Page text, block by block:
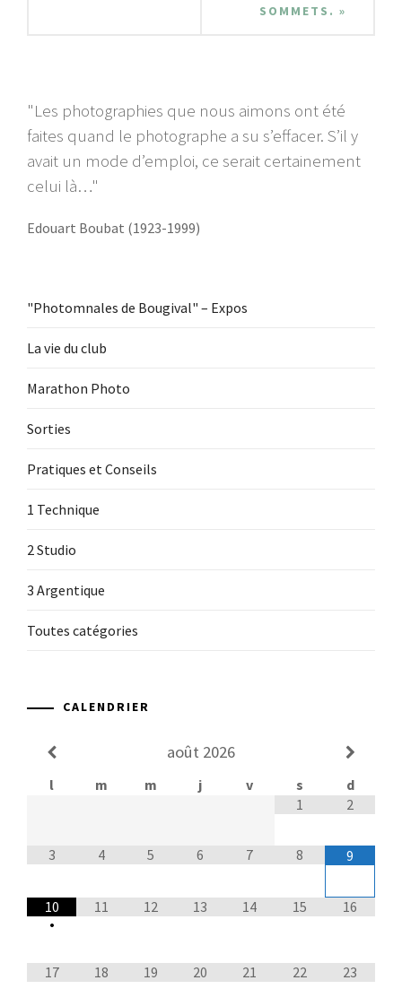
SOMMETS. »
"Les photographies que nous aimons ont été
faites quand le photographe a su s’effacer. S’il y
avait un mode d’emploi, ce serait certainement
celui là…"
Edouart Boubat (1923-1999)
"Photomnales de Bougival" – Expos
La vie du club
Marathon Photo
Sorties
Pratiques et Conseils
1 Technique
2 Studio
3 Argentique
Toutes catégories
CALENDRIER
août 2026
l m m j v s
d
1
2
3 4 5 6 7 8 9
10
•
11 12 13 14 15 16
17 18 19 20 21 22 23